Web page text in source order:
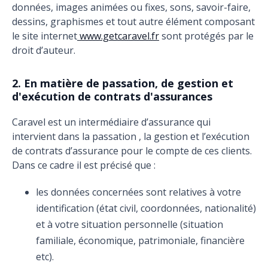
données, images animées ou fixes, sons, savoir-faire,
dessins, graphismes et tout autre élément composant
le site internetwww.getcaravel.frsont protégés par le
droit d’auteur.
2. En matière de passation, de gestion et
d'exécution de contrats d'assurances
Caravel est un intermédiaire d’assurance qui
intervient dans la passation , la gestion et l’exécution
de contrats d’assurance pour le compte de ces clients.
Dans ce cadre il est précisé que :
les données concernées sont relatives à votre
identification (état civil, coordonnées, nationalité)
et à votre situation personnelle (situation
familiale, économique, patrimoniale, financière
etc).